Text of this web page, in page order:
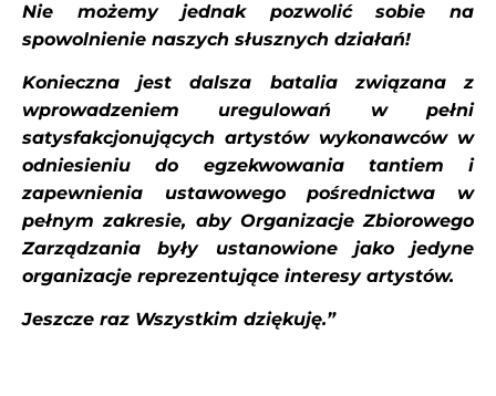
Nie możemy jednak pozwolić sobie na
spowolnienie naszych słusznych działań!
Konieczna jest dalsza batalia związana z
wprowadzeniem uregulowań w pełni
satysfakcjonujących artystów wykonawców w
odniesieniu do egzekwowania tantiem i
zapewnienia ustawowego pośrednictwa w
pełnym zakresie, aby Organizacje Zbiorowego
Zarządzania były ustanowione jako jedyne
organizacje reprezentujące interesy artystów.
Jeszcze raz Wszystkim dziękuję.”